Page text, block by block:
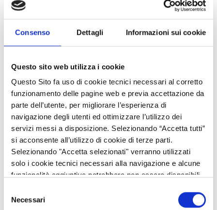
Consenso Dettagli Informazioni sui cookie
Questo sito web utilizza i cookie
Questo Sito fa uso di cookie tecnici necessari al corretto
funzionamento delle pagine web e previa accettazione da
parte dell’utente, per migliorare l’esperienza di
navigazione degli utenti ed ottimizzare l’utilizzo dei
servizi messi a disposizione. Selezionando “Accetta tutti”
si acconsente all’utilizzo di cookie di terze parti.
Selezionando "Accetta selezionati" verranno utilizzati
solo i cookie tecnici necessari alla navigazione e alcune
funzionalità aggiuntive potrebbero non essere disponibili.
delNecessari
cittadini il valore aggiunto che queste risorse hanno dato e
possono ancora dare alla crescita e allo sviluppo del Paese:
questi gli obiettivi del nuovo sito Ansa 'La tua Europa, le scelte
network sono gli strumenti attraverso i quali è ora possibile
navigare con un click nell' articolato mondo dei finanziamenti e
dei progetti europei.
Solo in Italia negli scorsi anni le risorse UE, in particolare i fondi
per lo sviluppo regionale (FESR), hanno consentito tra l'altro la
creazione di oltre 60 mila posti di lavoro, l'erogazione di aiuti
finanziari a 51.700 piccole e medie imprese, l'estensione della
banda larga ad altri 2,3 milioni di utenti.
Dall'Ue sono arrivati anche 1,2 miliardi per la ricostruzione dopo
il terremoto dell'agosto 2016 e fondi che hanno consentito il
recupero di numerosi gioielli del patrimonio artistico e culturale.